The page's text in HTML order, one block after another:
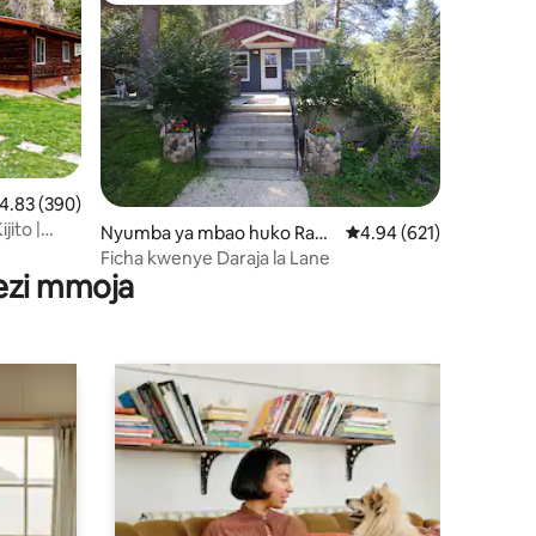
4
wa wastani wa 4.83 kati ya 5, tathmini 390
4.83 (390)
|
Nyumba ya mbao huko Rapi
d City
Ukadiriaji wa wastani
4.94 (621)
Ficha kwenye Daraja la Lane
mmoja